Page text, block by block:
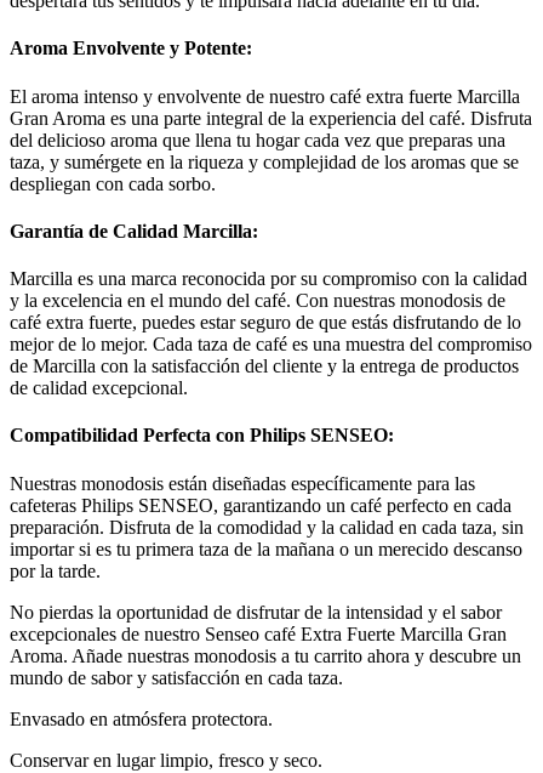
Aroma Envolvente y Potente:
El aroma intenso y envolvente de nuestro café extra fuerte Marcilla
Gran Aroma es una parte integral de la experiencia del café. Disfruta
del delicioso aroma que llena tu hogar cada vez que preparas una
taza, y sumérgete en la riqueza y complejidad de los aromas que se
despliegan con cada sorbo.
Garantía de Calidad Marcilla:
Marcilla es una marca reconocida por su compromiso con la calidad
y la excelencia en el mundo del café. Con nuestras monodosis de
café extra fuerte, puedes estar seguro de que estás disfrutando de lo
mejor de lo mejor. Cada taza de café es una muestra del compromiso
de Marcilla con la satisfacción del cliente y la entrega de productos
de calidad excepcional.
Compatibilidad Perfecta con Philips SENSEO:
Nuestras monodosis están diseñadas específicamente para las
cafeteras Philips SENSEO, garantizando un café perfecto en cada
preparación. Disfruta de la comodidad y la calidad en cada taza, sin
importar si es tu primera taza de la mañana o un merecido descanso
por la tarde.
No pierdas la oportunidad de disfrutar de la intensidad y el sabor
excepcionales de nuestro Senseo café Extra Fuerte Marcilla Gran
Aroma. Añade nuestras monodosis a tu carrito ahora y descubre un
mundo de sabor y satisfacción en cada taza.
Envasado en atmósfera protectora.
Conservar en lugar limpio, fresco y seco.